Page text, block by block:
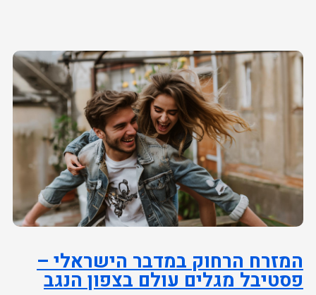
המזרח הרחוק במדבר הישראלי –
פסטיבל מגלים עולם בצפון הנגב